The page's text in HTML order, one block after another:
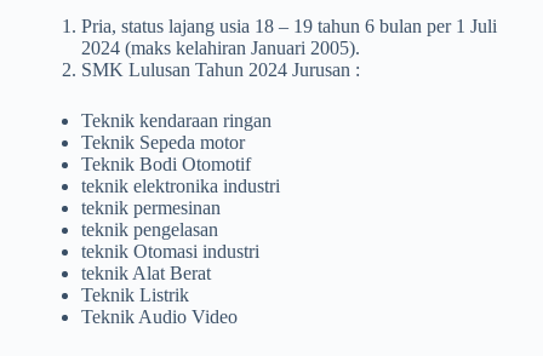
Pria, status lajang usia 18 – 19 tahun 6 bulan per 1 Juli
2024 (maks kelahiran Januari 2005).
SMK Lulusan Tahun 2024 Jurusan :
Teknik kendaraan ringan
Teknik Sepeda motor
Teknik Bodi Otomotif
teknik elektronika industri
teknik permesinan
teknik pengelasan
teknik Otomasi industri
teknik Alat Berat
Teknik Listrik
Teknik Audio Video